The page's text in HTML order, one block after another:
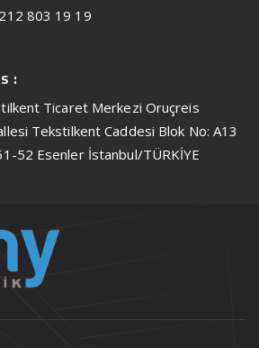
803 19 19
:
Ticaret Merkezi Oruçreis
Tekstilkent Caddesi Blok No: A13
52 Esenler İstanbul/TÜRKİYE